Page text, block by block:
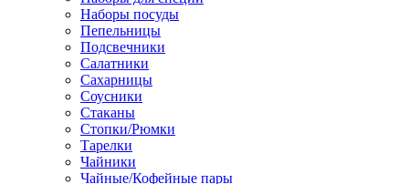
Наборы посуды
Пепельницы
Подсвечники
Салатники
Сахарницы
Соусники
Стаканы
Стопки/Рюмки
Тарелки
Чайники
Чайные/Кофейные пары